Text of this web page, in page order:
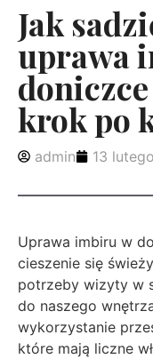
Jak
uprawa
krok po
admin 13
Uprawa imbiru w
cieszenie się
potrzeby wizyty w
do naszego
wykorzystanie
które mają liczne